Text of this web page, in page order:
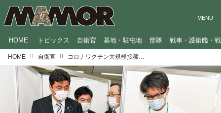
HOME トピックス 自衛官 基地・駐屯地 部隊 戦車・護衛艦・
HOME 自衛官